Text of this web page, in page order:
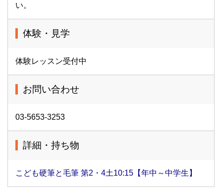
い。
体験・見学
体験レッスン受付中
お問い合わせ
03-5653-3253
詳細・持ち物
こども硬筆と毛筆 第2・4土10:15【年中～中学生】